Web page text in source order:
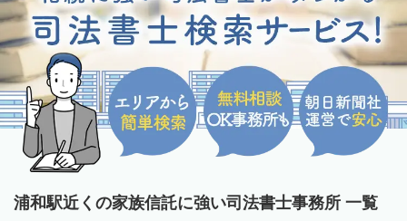
浦和駅近くの家族信託に強い司法書士事務所 一覧